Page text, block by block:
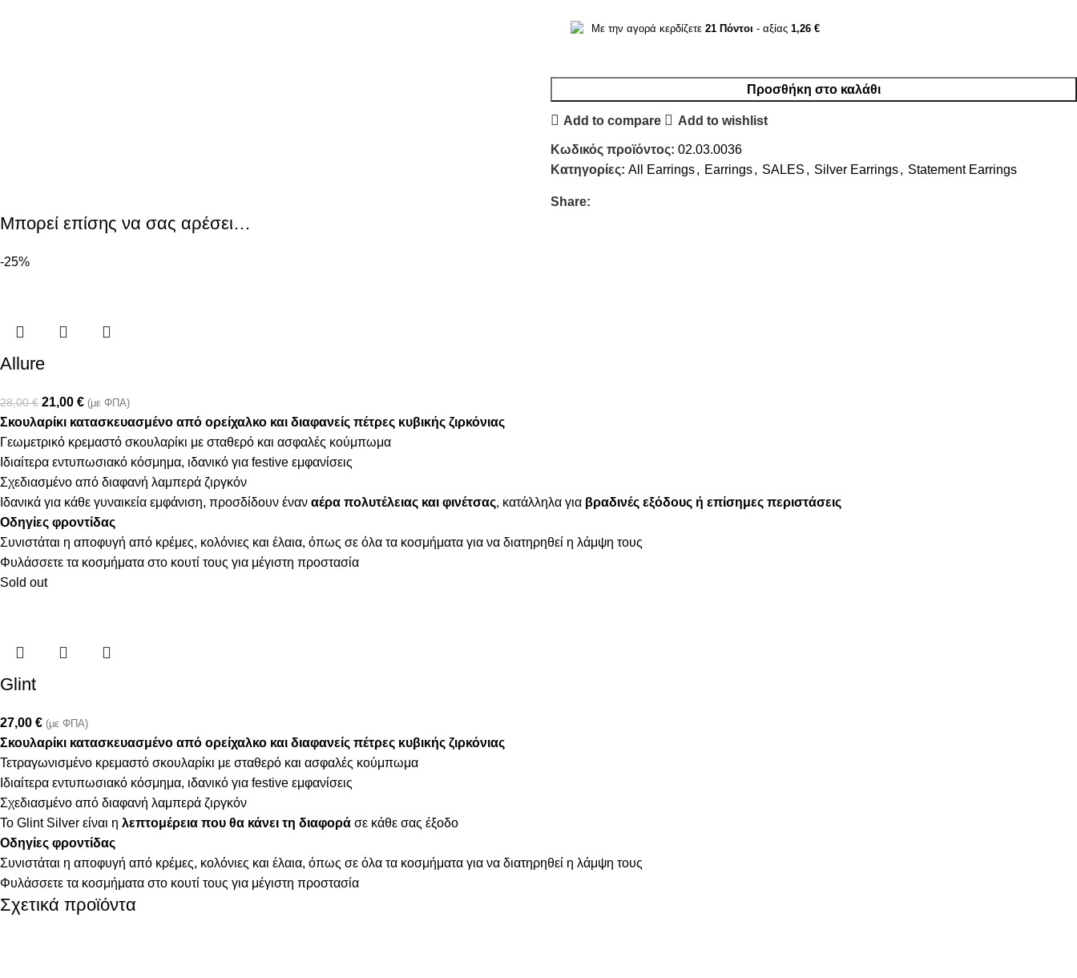
Με την αγορά κερδίζετε 21 Πόντοι - αξίας 1,26 €
Προσθήκη στο καλάθι
Add to compare Add to wishlist
Κωδικός προϊόντος: 02.03.0036
Κατηγορίες: All Earrings, Earrings, SALES , Silver Earrings, Statement Earrings
Share:
Μπορεί επίσης να σας αρέσει…
-25%
Allure
28,00€ 21,00 € (με ΦΠΑ)
Σκουλαρίκι κατασκευασμένο από ορείχαλκο και διαφανείς πέτρες κυβικής ζιρκόνιας
Γεωμετρικό κρεμαστό σκουλαρίκι με σταθερό και ασφαλές κούμπωμα
Ιδιαίτερα εντυπωσιακό κόσμημα, ιδανικό για festive εμφανίσεις
Σχεδιασμένο από διαφανή λαμπερά ζιργκόν
Ιδανικά για κάθε γυναικεία εμφάνιση, προσδίδουν έναν αέρα πολυτέλειας και φινέτσας, κατάλληλα για βραδινές εξόδους ή επίσημες περιστάσεις
Οδηγίες φροντίδας
Συνιστάται η αποφυγή από κρέμες, κολόνιες και έλαια, όπως σε όλα τα κοσμήματα για να διατηρηθεί η λάμψη τους
Φυλάσσετε τα κοσμήματα στο κουτί τους για μέγιστη προστασία
Sold out
Glint
27,00 € (με ΦΠΑ)
Σκουλαρίκι κατασκευασμένο από ορείχαλκο και διαφανείς πέτρες κυβικής ζιρκόνιας
Τετραγωνισμένο κρεμαστό σκουλαρίκι με σταθερό και ασφαλές κούμπωμα
Ιδιαίτερα εντυπωσιακό κόσμημα, ιδανικό για festive εμφανίσεις
Σχεδιασμένο από διαφανή λαμπερά ζιργκόν
Το Glint Silver είναι η λεπτομέρεια που θα κάνει τη διαφορά σε κάθε σας έξοδο
Οδηγίες φροντίδας
Συνιστάται η αποφυγή από κρέμες, κολόνιες και έλαια, όπως σε όλα τα κοσμήματα για να διατηρηθεί η λάμψη τους
Φυλάσσετε τα κοσμήματα στο κουτί τους για μέγιστη προστασία
Σχετικά προϊόντα